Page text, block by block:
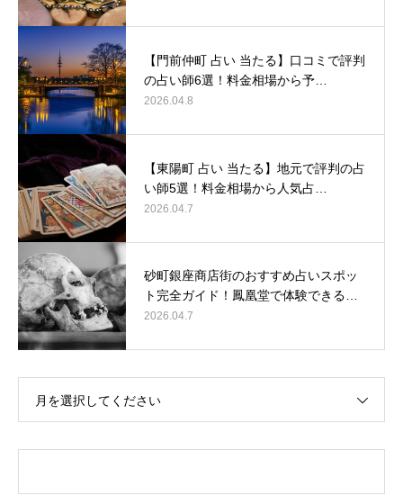
【門前仲町 占い 当たる】口コミで評判
の占い師6選！料金相場から予…
2026.04.8
【東陽町 占い 当たる】地元で評判の占
い師5選！料金相場から人気占…
2026.04.7
砂町銀座商店街のおすすめ占いスポッ
ト完全ガイド！鳳凰堂で体験できる…
2026.04.7
月を選択してください